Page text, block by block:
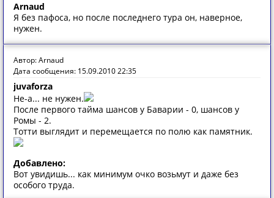
Arnaud
Я без пафоса, но после последнего тура он, наверное,
нужен.
Автор: Arnaud
Дата сообщения: 15.09.2010 22:35
juvaforza
Не-а... не нужен.
После первого тайма шансов у Баварии - 0, шансов у
Ромы - 2.
Тотти выглядит и перемещается по полю как памятник.
Добавлено:
Вот увидишь... как минимум очко возьмут и даже без
особого труда.